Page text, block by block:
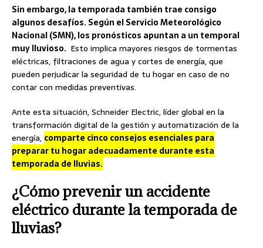
Sin embargo, la temporada también trae consigo
algunos desafíos. Según el Servicio Meteorológico
Nacional (SMN), los pronósticos apuntan a un temporal
muy lluvioso. Esto implica mayores riesgos de tormentas
eléctricas, filtraciones de agua y cortes de energía, que
pueden perjudicar la seguridad de tu hogar en caso de no
contar con medidas preventivas.
Ante esta situación, Schneider Electric, líder global en la
transformación digital de la gestión y automatización de la
energía, comparte cinco consejos esenciales para
preparar tu hogar adecuadamente durante esta
temporada de lluvias.
¿Cómo prevenir un accidente
eléctrico durante la temporada de
lluvias?